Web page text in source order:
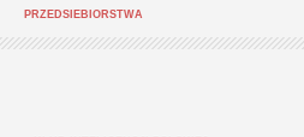
PRZEDSIEBIORSTWA